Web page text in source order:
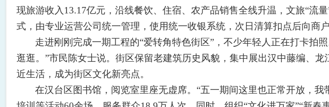
现旅游收入13.17亿元，沿线餐饮、住宿、农产品销售全线升温，文旅“流
式，由专业运营公司统一管理，使用统一收银系统，次日清算扣点后向商
走进刚刚完成一期工程的“爱转角特色街区”，不少年轻人正在打卡拍
逛逛。”市民陈女士说。街区保留老建筑历史风貌，集中展出汉中藤编、
近生活，成为街区文化新亮点。
在汉台区图书馆，阅览室里座无虚席。“五一期间这里也正常开放，